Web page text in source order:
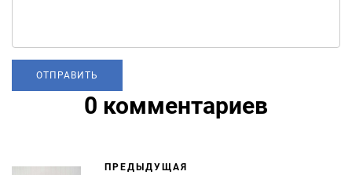
0 комментариев
ПРЕДЫДУЩАЯ